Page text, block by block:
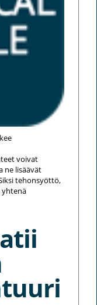
voivat
ne lisäävät
tehonsyöttö,
yhtenä